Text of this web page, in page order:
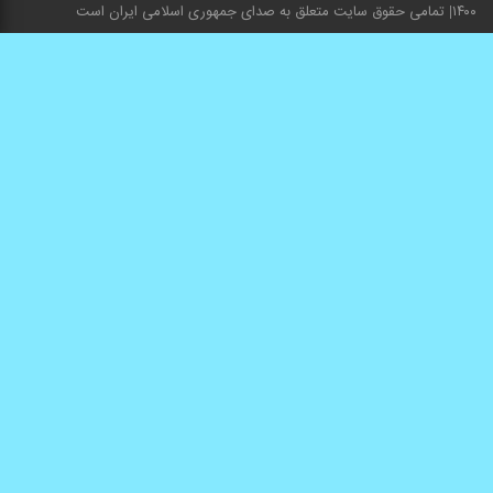
۱۴۰۰ تمامی حقوق سایت متعلق به صدای جمهوری اسلامی ایران است